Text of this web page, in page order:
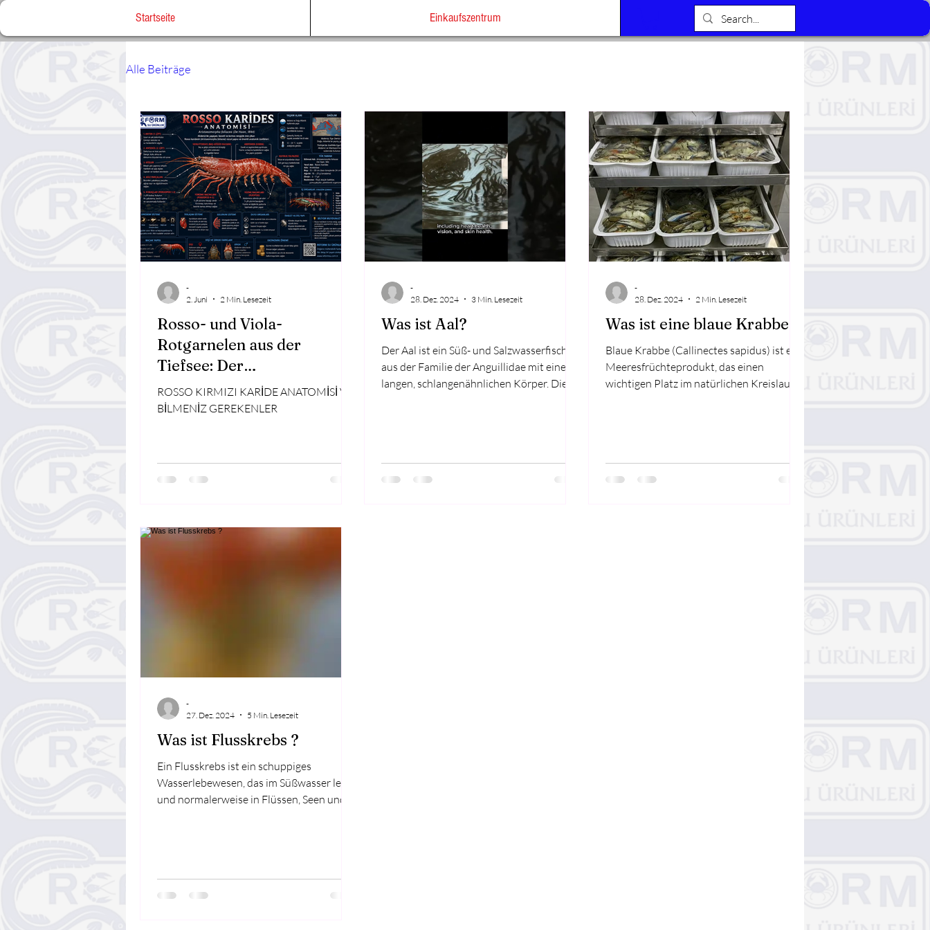
Startseite Einkaufszentrum
Alle Beiträge
Rosso- und Viola-
Rotgarnelen aus der
Tiefsee: Der
unverwechselbare
Geschmack des Mittelmeers
ROSSO KIRMIZI KARİDE ANATOMİSİ VE
BİLMENİZ GEREKENLER
-
2. Juni
2 Min. Lesezeit
Was ist Aal?
Der Aal ist ein Süß- und Salzwasserfisch
aus der Familie der Anguillidae mit einem
langen, schlangenähnlichen Körper. Die
-
28. Dez. 2024
3 Min. Lesezeit
Was ist eine blaue Krabbe?
Blaue Krabbe (Callinectes sapidus) ist ein
Meeresfrüchteprodukt, das einen
wichtigen Platz im natürlichen Kreislauf
-
28. Dez. 2024
2 Min. Lesezeit
Was ist Flusskrebs ?
Ein Flusskrebs ist ein schuppiges
Wasserlebewesen, das im Süßwasser lebt
und normalerweise in Flüssen, Seen und
-
27. Dez. 2024
5 Min. Lesezeit